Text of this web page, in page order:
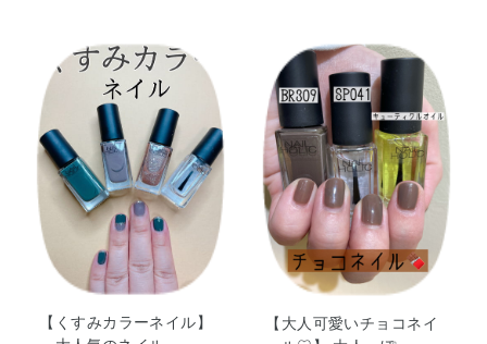
●ネイルカラーなどを混合しないでください。
（ビンが割れることもあります）
●火気厳禁
チタン・酸化鉄
【くすみカラーネイル】
【大人可愛いチョコネイ